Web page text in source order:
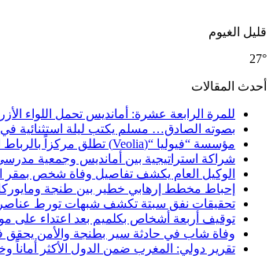
قليل الغيوم
27°
أحدث المقالات
للمرة الرابعة عشرة: أمانديس تحمل اللواء
بصوته الصادق… مسلم يكتب ليلة استثنائية
مؤسسة “فيوليا “(Veolia) تطلق مركزاً بالرباط لدعم التدخلات الإنسانية في إفريقيا والشرق الأدنى والشرق الأوسط
شراكة استراتيجية بين أمانديس وجمعية مدرسي
الوكيل العام يكشف تفاصيل وفاة شخص بمقر
إحباط مخطط إرهابي خطير بين طنجة ومايوركا
تحقيقات نفق سبتة تكشف شبهات تورط
توقيف أربعة أشخاص بكلميم بعد اعتداء على
وفاة شاب في حادثة سير بطنجة والأمن يحقق
تقرير دولي: المغرب ضمن الدول الأكثر أماناً وخالٍ